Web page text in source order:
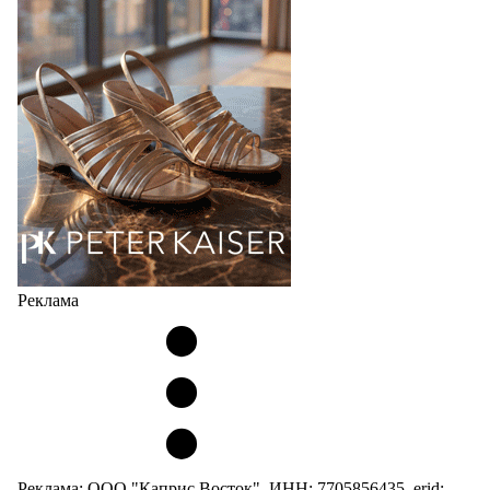
мужских, детских и пляжных зонтов в необычном
дизайнерском исполнении, отличается надёжностью
и высоким качеством…
05.08.2026 487
Реклама